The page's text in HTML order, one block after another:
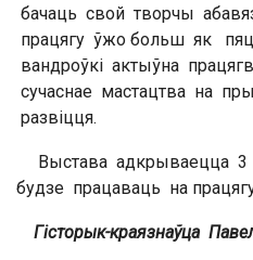
бачаць свой творчы
працягу ўжо больш як
вандроўкі актыўна
сучаснае мастацтва на
развіцця.
Выстава адкрываецца 3
будзе працаваць на
Гісторык-краязнаўца